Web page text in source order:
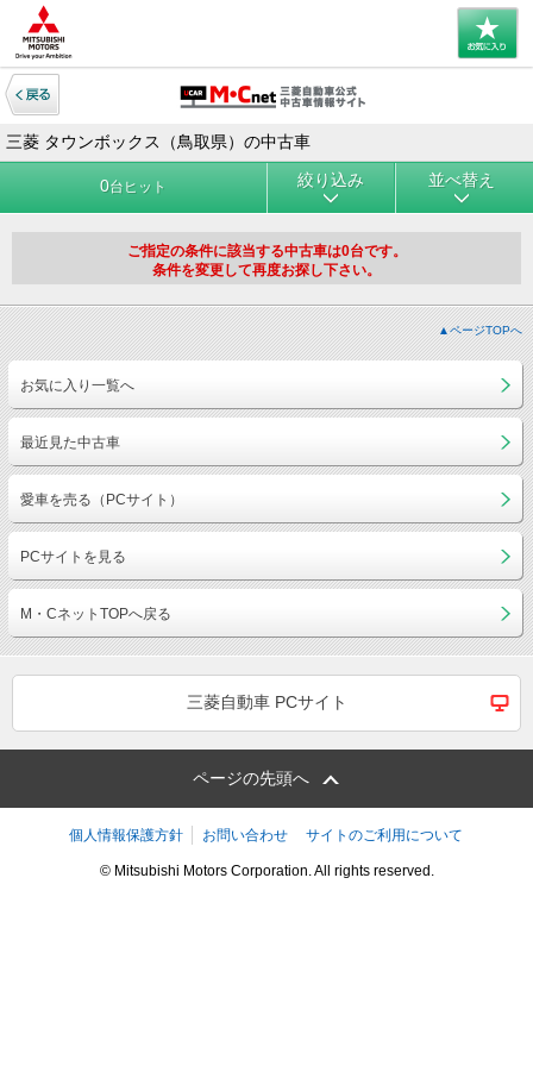
三菱 タウンボックス（鳥取県）の中古車
0台ヒット 絞り込み 並べ替え
ご指定の条件に該当する中古車は0台です。
条件を変更して再度お探し下さい。
▲ページTOPへ
お気に入り一覧へ
最近見た中古車
愛車を売る（PCサイト）
PCサイトを見る
M・CネットTOPへ戻る
三菱自動車 PCサイト
ページの先頭へ
個人情報保護方針 お問い合わせ サイトのご利用について
© Mitsubishi Motors Corporation. All rights reserved.